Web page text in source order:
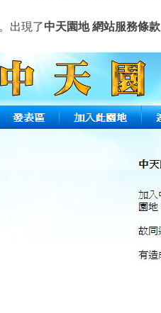
出現了中天園地 網站服務條款